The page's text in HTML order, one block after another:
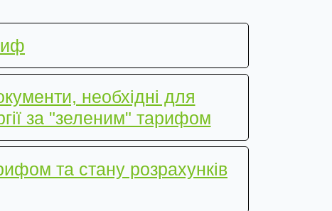
необхідні для
за "зеленим" тарифом
та стану розрахунків